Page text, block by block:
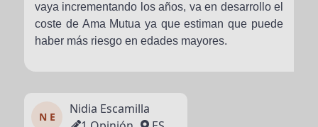
vaya incrementando los años, va en desarrollo el
coste de Ama Mutua ya que estiman que puede
haber más riesgo en edades mayores.
N E
Nidia Escamilla